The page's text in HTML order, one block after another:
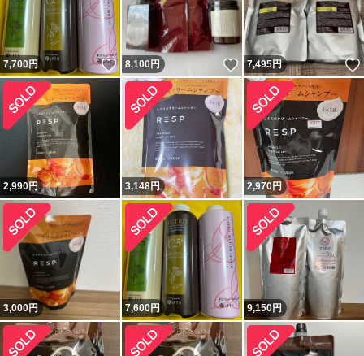
7,700円 いいね！
8,100円 いいね！
7,495円
2,990円 3,148円 2,970円
3,000円 7,600円 9,150円